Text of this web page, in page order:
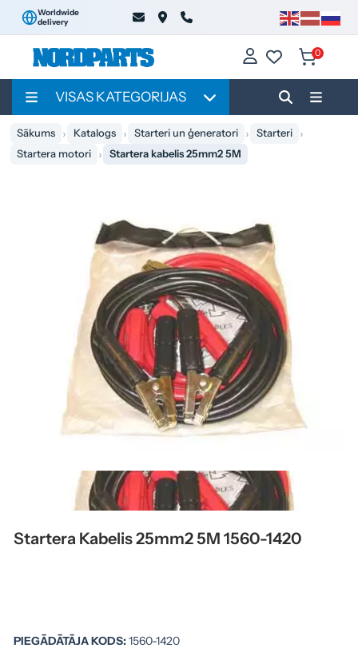
Worldwide
delivery
0
VISAS KATEGORIJAS
Sākums Katalogs Starteri un ģeneratori
Starteri
Startera motori
Startera kabelis 25mm2 5M
Startera Kabelis 25mm2 5M 1560-1420
PIEGĀDĀTĀJA KODS:1560-1420